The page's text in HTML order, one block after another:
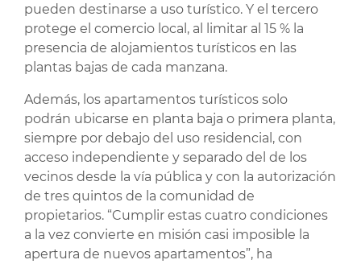
pueden destinarse a uso turístico. Y el tercero
protege el comercio local, al limitar al 15 % la
presencia de alojamientos turísticos en las
plantas bajas de cada manzana.
Además, los apartamentos turísticos solo
podrán ubicarse en planta baja o primera planta,
siempre por debajo del uso residencial, con
acceso independiente y separado del de los
vecinos desde la vía pública y con la autorización
de tres quintos de la comunidad de
propietarios. “Cumplir estas cuatro condiciones
a la vez convierte en misión casi imposible la
apertura de nuevos apartamentos”, ha